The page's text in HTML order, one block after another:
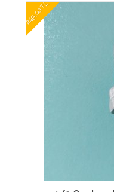
249,00 TL